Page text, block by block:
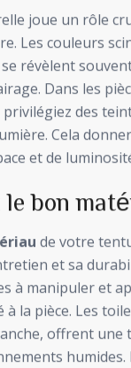
joue un rôle
Les couleurs
révèlent
Dans les
des
Cela
et de
le bon
de votre
et sa
à manipuler et
la pièce. Les
offrent une
humides.